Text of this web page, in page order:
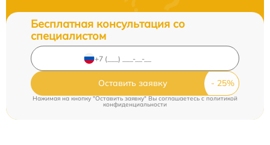
Бесплатная консультация со
специалистом
Оставить заявку
Нажимая на кнопку "Оставить заявку" Вы соглашаетесь c политикой
конфиденциальности